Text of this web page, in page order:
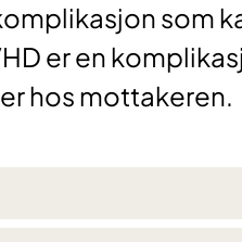
som
er en
hos mottakeren.